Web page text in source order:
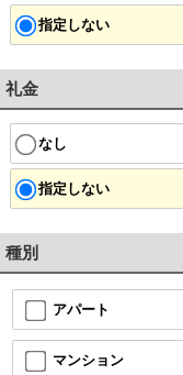
指定しない
礼金
なし
指定しない
種別
アパート
マンション